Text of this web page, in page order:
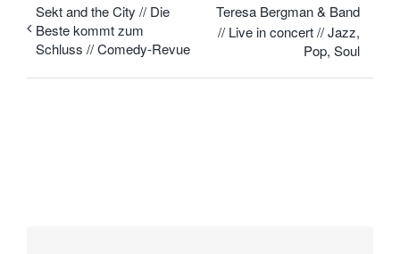
Sekt and the City // Die
Beste kommt zum
Schluss // Comedy-Revue
Teresa Bergman & Band
// Live in concert // Jazz,
Pop, Soul